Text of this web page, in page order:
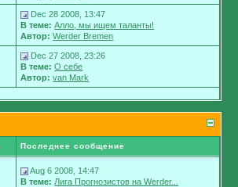
Dec 28 2008, 13:47
В теме: Алло, мы ищем таланты!
Автор: Werder Bremen
Dec 27 2008, 23:26
В теме: О себе
Автор: van Mark
Последнее сообщение
Aug 6 2008, 14:47
В теме: Лига Прогнозистов на Werder...